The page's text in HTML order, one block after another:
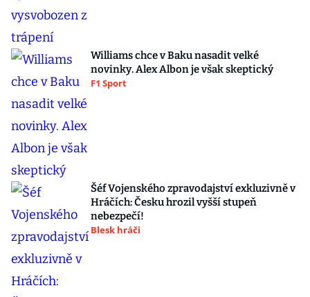
Williams chce v Baku nasadit velké
novinky. Alex Albon je však skeptický
F1 Sport
Šéf Vojenského zpravodajství exkluzivně v
Hráčích: Česku hrozil vyšší stupeň
nebezpečí!
Blesk hráči